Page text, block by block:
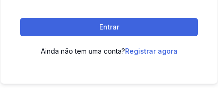
Entrar
Ainda não tem uma conta?Registrar agora